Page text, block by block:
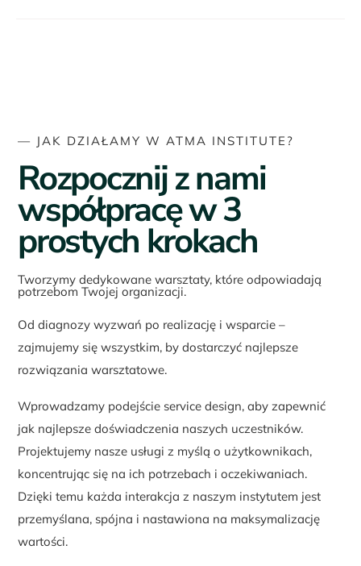
— JAK DZIAŁAMY W ATMA INSTITUTE?​
Rozpocznij z nami
współpracę w 3
prostych krokach
Tworzymy dedykowane warsztaty, które odpowiadają
potrzebom Twojej organizacji.
Od diagnozy wyzwań po realizację i wsparcie –
zajmujemy się wszystkim, by dostarczyć najlepsze
rozwiązania warsztatowe.
Wprowadzamy podejście service design, aby zapewnić
jak najlepsze doświadczenia naszych uczestników.
Projektujemy nasze usługi z myślą o użytkownikach,
koncentrując się na ich potrzebach i oczekiwaniach.
Dzięki temu każda interakcja z naszym instytutem jest
przemyślana, spójna i nastawiona na maksymalizację
wartości.